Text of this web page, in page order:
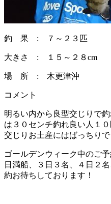
釣 果 : ７～２３匹
大きさ : １５～２８cm
場 所 : 木更津沖
コメント
明るい内から良型交じりで
は３０センチ釣れ良い人１
交じりお土産にはばっちりで
ゴールデンウィーク中のご
日満船、３日３名、４日２
約お待ちしております！